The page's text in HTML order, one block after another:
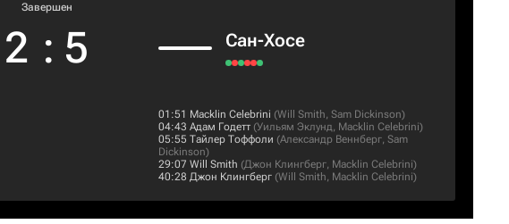
Завершен
2 : 5 Сан-Хосе
01:51 Macklin Celebrini (Will Smith, Sam Dickinson)
04:43 Адам Годетт (Уильям Эклунд, Macklin Celebrini)
05:55 Тайлер Тоффоли (Александр Веннберг, Sam
Dickinson)
29:07 Will Smith (Джон Клингберг, Macklin Celebrini)
40:28 Джон Клингберг (Will Smith, Macklin Celebrini)